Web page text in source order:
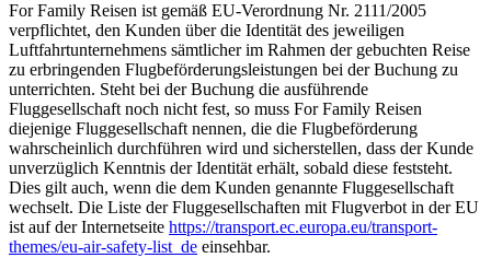
For Family Reisen ist gemäß EU-Verordnung Nr. 2111/2005
verpflichtet, den Kunden über die Identität des jeweiligen
Luftfahrtunternehmens sämtlicher im Rahmen der gebuchten Reise
zu erbringenden Flugbeförderungsleistungen bei der Buchung zu
unterrichten. Steht bei der Buchung die ausführende
Fluggesellschaft noch nicht fest, so muss For Family Reisen
diejenige Fluggesellschaft nennen, die die Flugbeförderung
wahrscheinlich durchführen wird und sicherstellen, dass der Kunde
unverzüglich Kenntnis der Identität erhält, sobald diese feststeht.
Dies gilt auch, wenn die dem Kunden genannte Fluggesellschaft
wechselt. Die Liste der Fluggesellschaften mit Flugverbot in der EU
ist auf der Internetseite https://transport.ec.europa.eu/transport-
themes/eu-air-safety-list_de einsehbar.